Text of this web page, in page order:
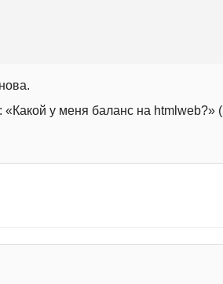
«Какой у меня баланс на htmlweb?» (